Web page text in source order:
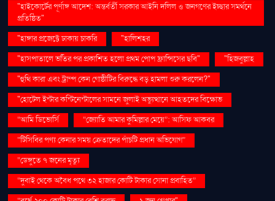
"হাইকোর্টের পূর্ণাঙ্গ আদেশ: অন্তর্বর্তী সরকার আইনি দলিল ও জনগণের ইচ্ছার সমর্থনে
প্রতিষ্ঠিত"
"হাঙ্গার প্রজেক্টে ঢাকায় চাকরি
"হালিশহর
"হাসপাতালে ভর্তির পর প্রকাশিত হলো প্রথম পোপ ফ্রান্সিসের ছবি"
"হিজবুল্লাহ
"হুথি কারা এবং ট্রাম্প কেন গোষ্ঠীটির বিরুদ্ধে বড় হামলা শুরু করলেন?"
"হোটেল ইন্টার কন্টিনেন্টালের সামনে জুলাই অভ্যুত্থানে আহতদের বিক্ষোভ
“আমি ডিভোর্সি
“জ্যোতি আমার কুমিল্লার মেয়ে”: আসিফ আকবর
“টিসিবির পণ্য কেনার সময় ক্রেতাদের পাঁচটি প্রধান অভিযোগ”
“ডেঙ্গুতে ৭ জনের মৃত্যু
“দুবাই থেকে অবৈধ পথে ৩২ হাজার কোটি টাকার সোনা প্রবাহিত”